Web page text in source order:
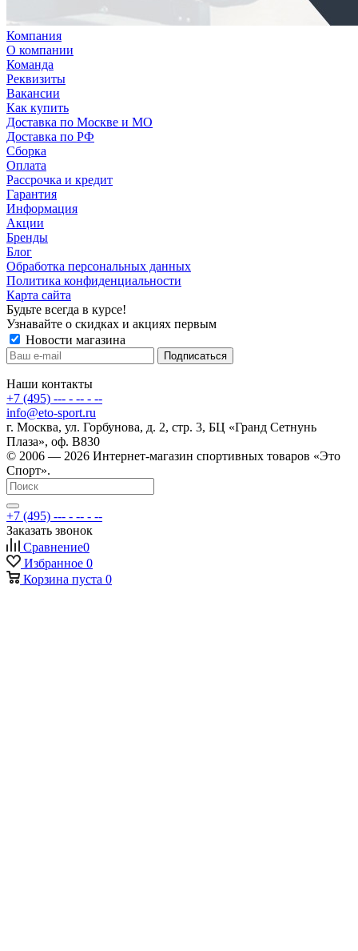
Компания
О компании
Команда
Реквизиты
Вакансии
Как купить
Доставка по Москве и МО
Доставка по РФ
Сборка
Оплата
Рассрочка и кредит
Гарантия
Информация
Акции
Бренды
Блог
Обработка персональных данных
Политика конфиденциальности
Карта сайта
Будьте всегда в курсе!
Узнавайте о скидках и акциях первым
Новости магазина
Наши контакты
+7 (495) --- - -- - --
info@eto-sport.ru
г. Москва, ул. Горбунова, д. 2, стр. 3, БЦ «Гранд Сетнунь
Плаза», оф. В830
© 2006 — 2026 Интернет-магазин спортивных товаров «Это
Спорт».
+7 (495) --- - -- - --
Заказать звонок
Сравнение0
Избранное 0
Корзина пуста 0